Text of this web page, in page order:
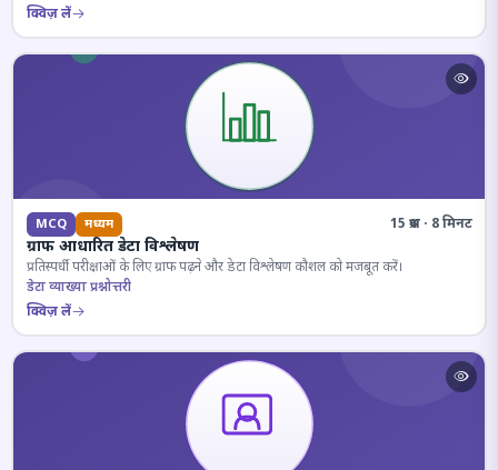
क्विज़ लें
MCQ मध्यम 15 प्रश्न · 8 मिनट
ग्राफ आधारित डेटा विश्लेषण
प्रतिस्पर्धी परीक्षाओं के लिए ग्राफ पढ़ने और डेटा विश्लेषण कौशल को मजबूत करें।
डेटा व्याख्या प्रश्नोत्तरी
क्विज़ लें